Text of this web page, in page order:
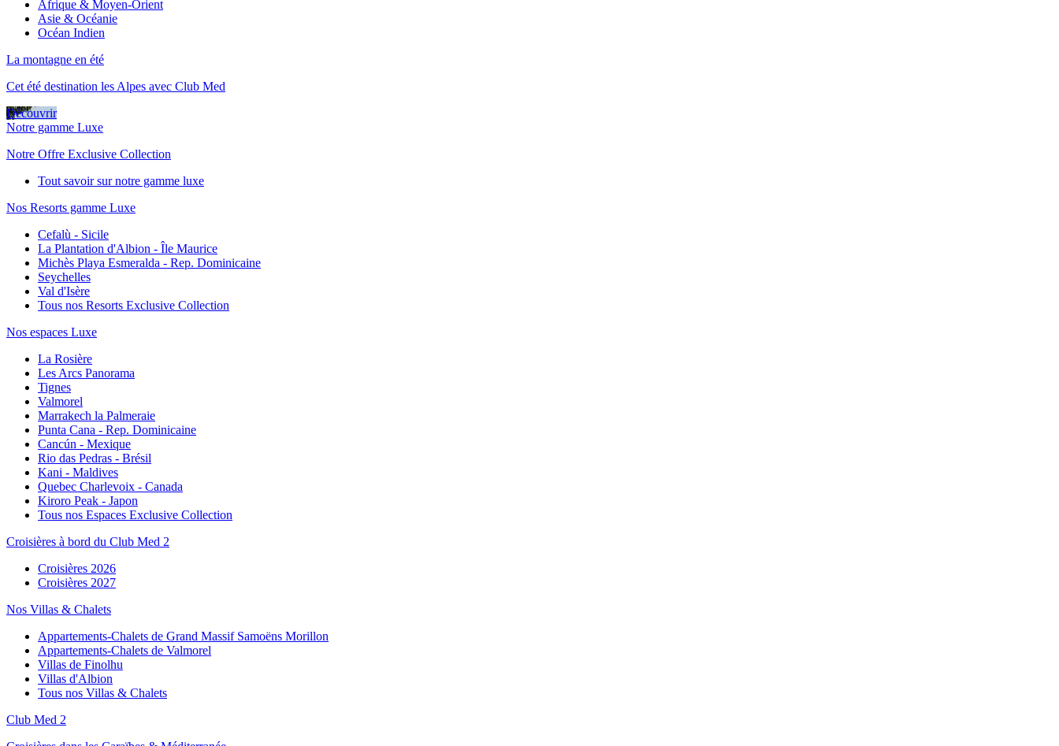
Afrique & Moyen-Orient
Asie & Océanie
Océan Indien
La montagne en été
Cet été destination les Alpes avec Club Med
Découvrir
Notre gamme Luxe
Notre Offre Exclusive Collection
Tout savoir sur notre gamme luxe
Nos Resorts gamme Luxe
Cefalù - Sicile
La Plantation d'Albion - Île Maurice
Michès Playa Esmeralda - Rep. Dominicaine
Seychelles
Val d'Isère
Tous nos Resorts Exclusive Collection
Nos espaces Luxe
La Rosière
Les Arcs Panorama
Tignes
Valmorel
Marrakech la Palmeraie
Punta Cana - Rep. Dominicaine
Cancún - Mexique
Rio das Pedras - Brésil
Kani - Maldives
Quebec Charlevoix - Canada
Kiroro Peak - Japon
Tous nos Espaces Exclusive Collection
Croisières à bord du Club Med 2
Croisières 2026
Croisières 2027
Nos Villas & Chalets
Appartements-Chalets de Grand Massif Samoëns Morillon
Appartements-Chalets de Valmorel
Villas de Finolhu
Villas d'Albion
Tous nos Villas & Chalets
Club Med 2